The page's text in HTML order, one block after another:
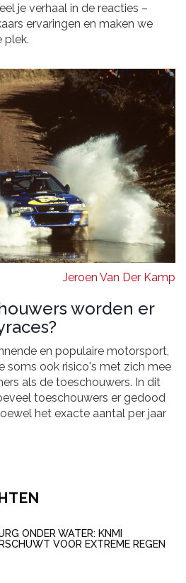
je verhaal in de reacties –
ervaringen en maken we
plek.
Jeroen Van Der Kamp
worden er
en populaire motorsport,
soms ook risico's met zich mee
als de toeschouwers. In dit
toeschouwers er gedood
het exacte aantal per jaar
zijn. Het is belangrijk
van rally's veel
cruciaal dat toeschouwers
nemen en op veilige
voor iedereen.
ONDER WATER: KNMI
VOOR EXTREME REGEN